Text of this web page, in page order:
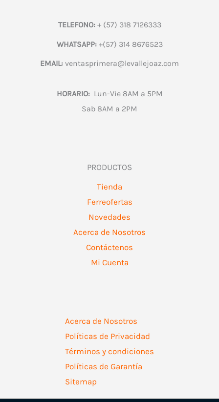
TELEFONO:+ (57) 318 7126333
WHATSAPP:+(57) 314 8676523
EMAIL: ventasprimera@levallejoaz.com
HORARIO:Lun-Vie 8AM a 5PM
Sab 8AM a 2PM
PRODUCTOS
Tienda
Ferreofertas
Novedades
Acerca de Nosotros
Contáctenos
Mi Cuenta
Acerca de Nosotros
Políticas de Privacidad
Términos y condiciones
Políticas de Garantía
Sitemap